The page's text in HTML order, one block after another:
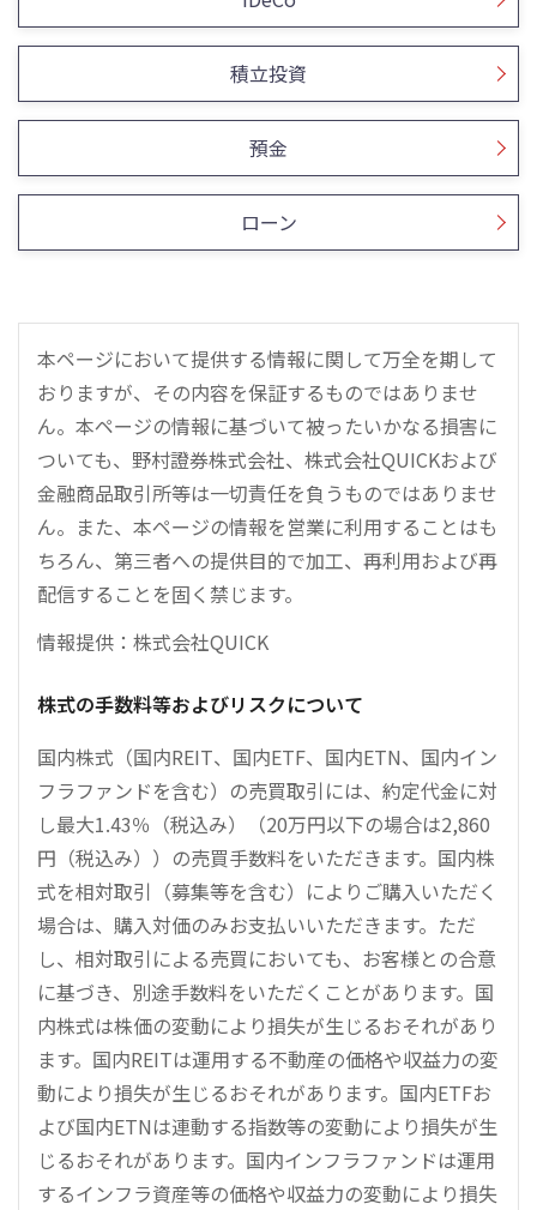
積立投資
預金
ローン
本ページにおいて提供する情報に関して万全を期して
おりますが、その内容を保証するものではありませ
ん。本ページの情報に基づいて被ったいかなる損害に
ついても、野村證券株式会社、株式会社QUICKおよび
金融商品取引所等は一切責任を負うものではありませ
ん。また、本ページの情報を営業に利用することはも
ちろん、第三者への提供目的で加工、再利用および再
配信することを固く禁じます。
情報提供：株式会社QUICK
株式の手数料等およびリスクについて
国内株式（国内REIT、国内ETF、国内ETN、国内イン
フラファンドを含む）の売買取引には、約定代金に対
し最大1.43％（税込み）（20万円以下の場合は2,860
円（税込み））の売買手数料をいただきます。国内株
式を相対取引（募集等を含む）によりご購入いただく
場合は、購入対価のみお支払いいただきます。ただ
し、相対取引による売買においても、お客様との合意
に基づき、別途手数料をいただくことがあります。国
内株式は株価の変動により損失が生じるおそれがあり
ます。国内REITは運用する不動産の価格や収益力の変
動により損失が生じるおそれがあります。国内ETFお
よび国内ETNは連動する指数等の変動により損失が生
じるおそれがあります。国内インフラファンドは運用
するインフラ資産等の価格や収益力の変動により損失